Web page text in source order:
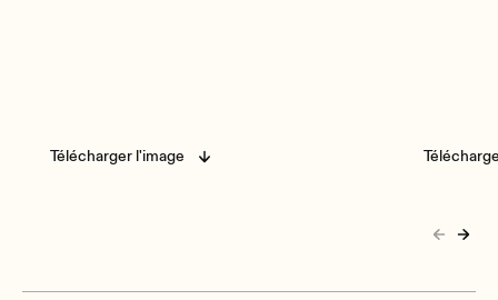
Télécharger l'image